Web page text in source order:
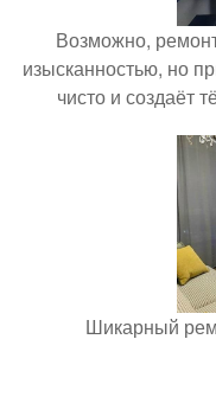
Возможно,
изысканностью, но
чисто и создаёт
Шикарный